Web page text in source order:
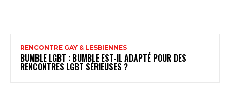
RENCONTRE GAY & LESBIENNES
BUMBLE LGBT : BUMBLE EST-IL ADAPTÉ POUR DES
RENCONTRES LGBT SÉRIEUSES ?